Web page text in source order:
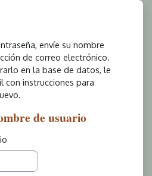
envíe su nombre
de correo electrónico.
en la base de datos, le
con instrucciones para
de usuario
de usuario